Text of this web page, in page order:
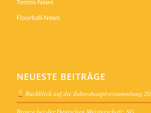
Tennis-News
Floorball-News
NEUESTE BEITRÄGE
Rückblick auf die Jahreshauptversammlung